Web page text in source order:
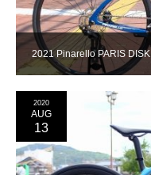
2021 Pinarello PARIS DISK
2020
AUG
13